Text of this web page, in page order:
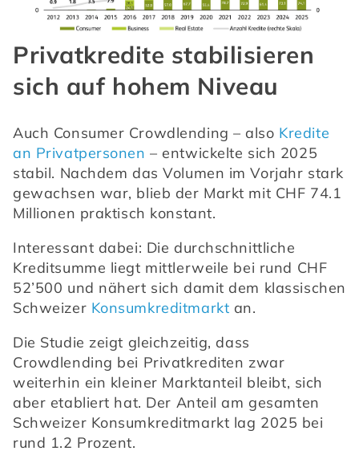
Privatkredite stabilisieren
sich auf hohem Niveau
Auch Consumer Crowdlending – also Kredite
an Privatpersonen – entwickelte sich 2025
stabil. Nachdem das Volumen im Vorjahr stark
gewachsen war, blieb der Markt mit CHF 74.1
Millionen praktisch konstant.
Interessant dabei: Die durchschnittliche
Kreditsumme liegt mittlerweile bei rund CHF
52’500 und nähert sich damit dem klassischen
Schweizer Konsumkreditmarkt an.
Die Studie zeigt gleichzeitig, dass
Crowdlending bei Privatkrediten zwar
weiterhin ein kleiner Marktanteil bleibt, sich
aber etabliert hat. Der Anteil am gesamten
Schweizer Konsumkreditmarkt lag 2025 bei
rund 1.2 Prozent.